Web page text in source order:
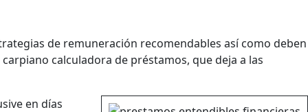
de remuneración recomendables así­ como deben
calculadora de préstamos, que deja a las
en días